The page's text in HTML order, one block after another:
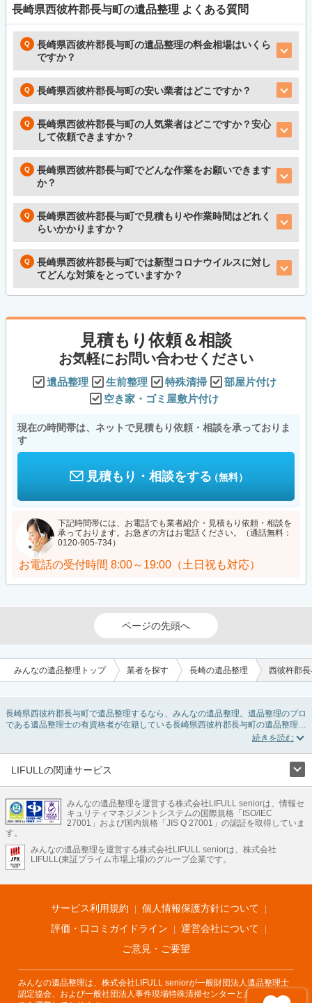
長崎県西彼杵郡長与町の遺品整理 よくある質問
長崎県西彼杵郡長与町の遺品整理の料金相場はいくら
ですか？
長崎県西彼杵郡長与町の安い業者はどこですか？
長崎県西彼杵郡長与町の人気業者はどこですか？安心
して依頼できますか？
長崎県西彼杵郡長与町でどんな作業をお願いできます
か？
長崎県西彼杵郡長与町で見積もりや作業時間はどれく
らいかかりますか？
長崎県西彼杵郡長与町では新型コロナウイルスに対し
てどんな対策をとっていますか？
見積もり依頼＆相談
お気軽にお問い合わせください
遺品整理 生前整理 特殊清掃
部屋片付け
空き家・ゴミ屋敷片付け
現在の時間帯は、ネットで見積もり依頼・相談を承っておりま
す
見積もり・相談をする（無料）
下記時間帯には、お電話でも業者紹介・見積もり依頼・相談を
承っております。お急ぎの方はお電話ください。（通話無料：
0120-905-734）
お電話の受付時間 8:00～19:00（土日祝も対応）
ページの先頭へ
みんなの遺品整理トップ 業者を探す 長崎の遺品整理 西彼杵郡
長崎県西彼杵郡長与町で遺品整理するなら、みんなの遺品整理。遺品整理のプロ
である遺品整理士の有資格者が在籍している長崎県西彼杵郡長与町の遺品整理業
者が掲載されています。遺品処分を即日対応してくれる実家の片付け業者や遺品
ョンサービスで絞り込み条件を利用し検索してみましょう。
ゴミの処分方法や親の家の遺品整理をはじめる時期などお役立ち情報も豊富なの
LIFULLの関連サービス
不動産・住宅
引越し 老人ホーム 地方創生 ママの就労支援
不動産クラウドファンディング 遺品整理 老後の暮らし情報
LIFULL HOME'Sのサービス
不動産・住宅
不動産査定 マンション専門売却査定 不動産投資 アドバイザー
不動産アーカイブ
空き家バンク 家賃相場 不動産会社
まちむすび
不動産用語集 住まいのお役立ち情報
LIFULL HOME'S PRESS
アプリ 不動産データ 不動産転職
みんなの遺品整理を運営する株式会社LIFULL seniorは、情報セ
キュリティマネジメントシステムの国際規格「ISO/IEC
27001」および国内規格「JIS Q 27001」の認証を取得していま
す。
みんなの遺品整理を運営する株式会社LIFULL seniorは、株式会社
LIFULL(東証プライム市場上場)のグループ企業です。
サービス利用規約
個人情報保護方針について
評価・口コミガイドライン
運営会社について
ご意見・ご要望
みんなの遺品整理は、株式会社LIFULL seniorが一般財団法人遺品整理士
認定協会、および一般社団法人事件現場特殊清掃センターと共同でサービ